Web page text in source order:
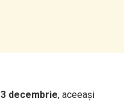
3 decembrie, aceeași